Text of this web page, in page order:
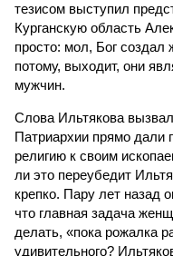
тезисом выступил
Курганскую область
просто: мол, Бог создал
потому, выходит, они
мужчин.
Слова Ильтякова
Патриархии прямо дали
религию к своим
ли это переубедит
крепко. Пару лет назад
что главная задача
делать, «пока рожалка
удивительного?